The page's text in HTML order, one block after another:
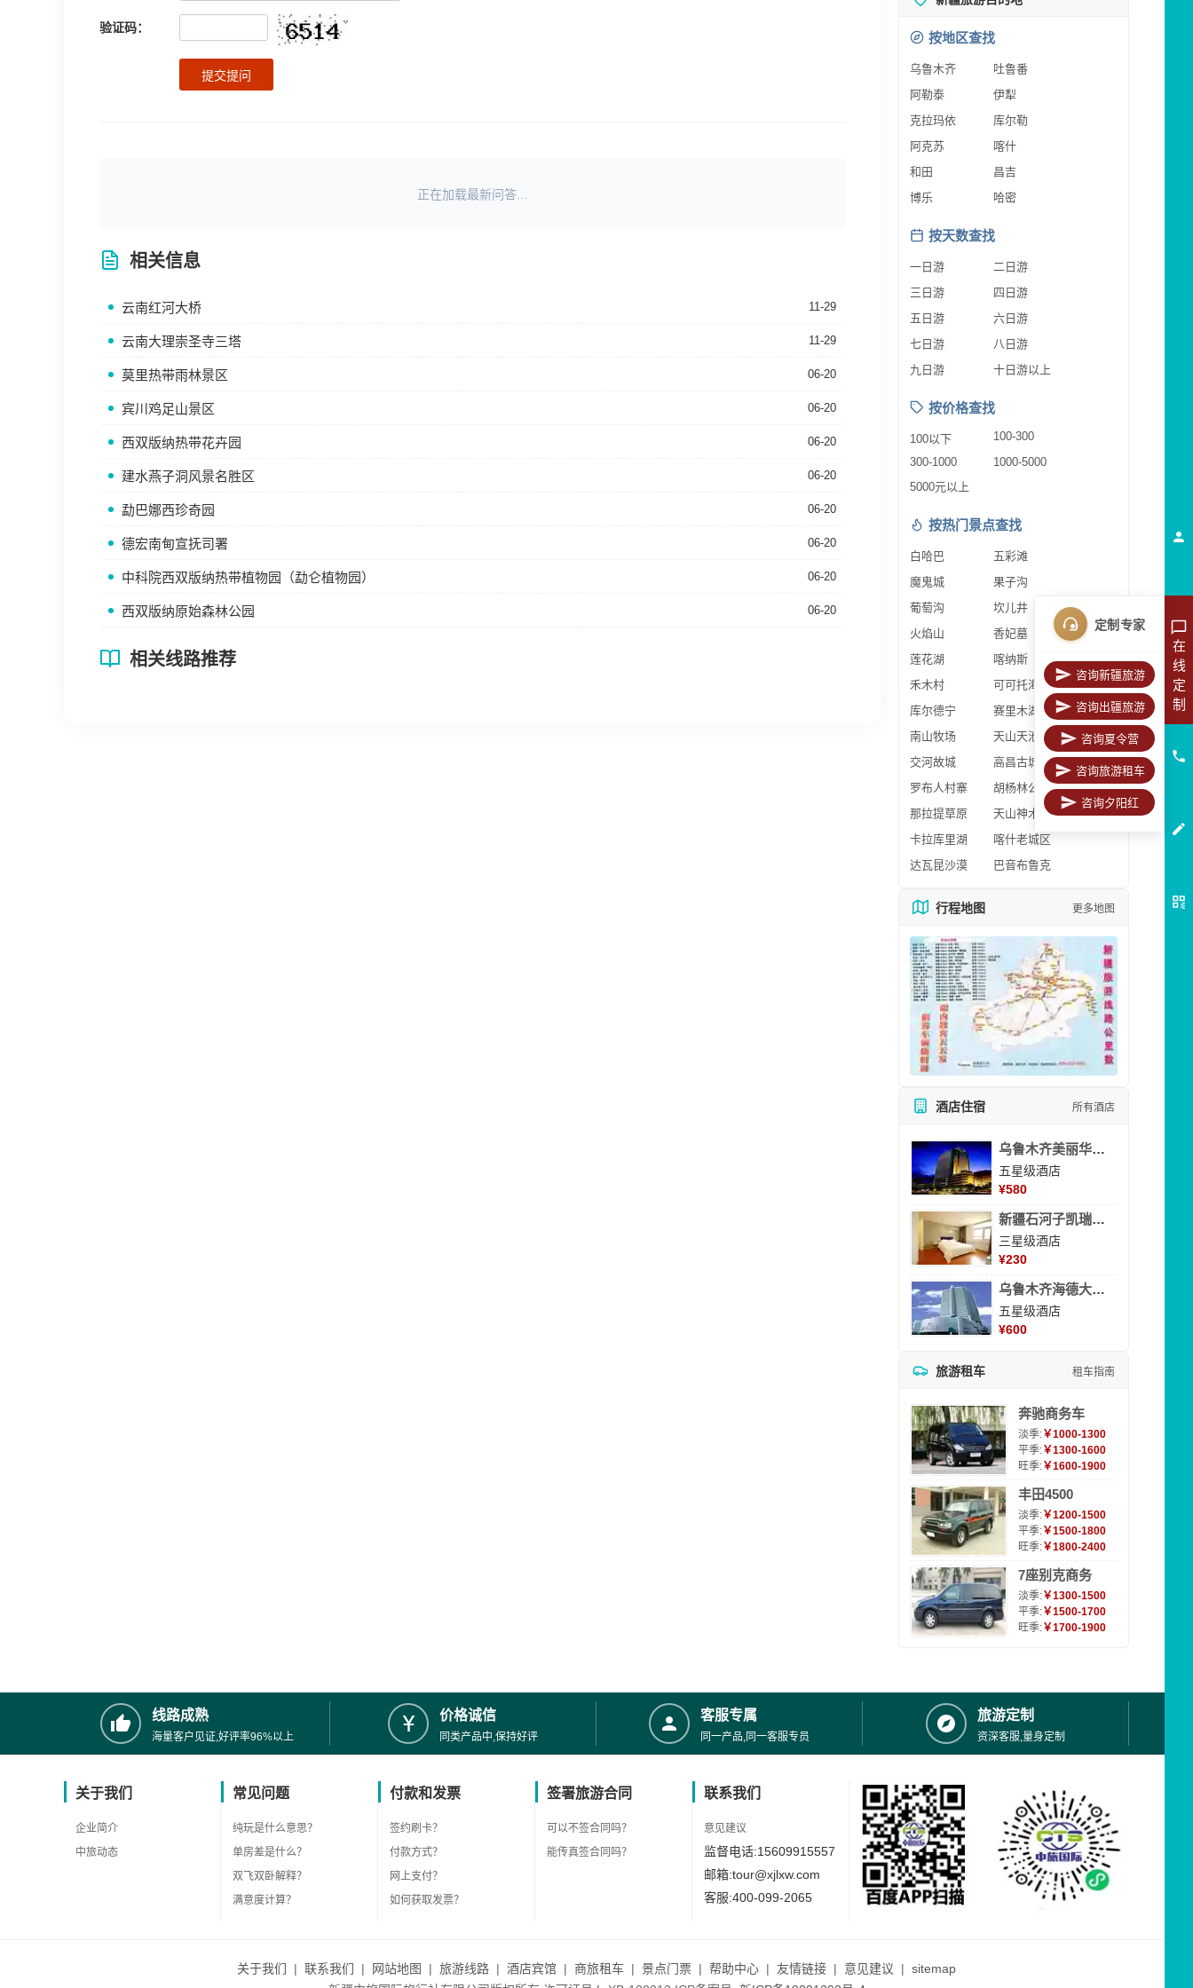
验证码：
提交提问
正在加载最新问答...
相关信息
云南红河大桥 11-29
云南大理崇圣寺三塔 11-29
莫里热带雨林景区 06-20
宾川鸡足山景区 06-20
西双版纳热带花卉园 06-20
建水燕子洞风景名胜区 06-20
勐巴娜西珍奇园 06-20
德宏南甸宣抚司署 06-20
中科院西双版纳热带植物园（勐仑植物园） 06-20
西双版纳原始森林公园 06-20
相关线路推荐
按地区查找
乌鲁木齐
吐鲁番
阿勒泰
伊犁
克拉玛依
库尔勒
阿克苏
喀什
和田
昌吉
博乐
哈密
按天数查找
一日游
二日游
三日游
四日游
五日游
六日游
七日游
八日游
九日游
十日游以上
按价格查找
100以下
100-300
300-1000
1000-5000
5000元以上
按热门景点查找
白哈巴
五彩滩
魔鬼城
果子沟
葡萄沟
坎儿井
火焰山
香妃墓
莲花湖
喀纳斯
禾木村
可可托海
库尔德宁
赛里木湖
南山牧场
天山天池
交河故城
高昌古城
罗布人村寨
胡杨林公园
那拉提草原
天山神木园
卡拉库里湖
喀什老城区
达瓦昆沙漠
巴音布鲁克
行程地图 更多地图
酒店住宿 所有酒店
乌鲁木齐美丽华大酒
五星级酒店
¥580
新疆石河子凯瑞酒店
三星级酒店
¥230
乌鲁木齐海德大酒店
五星级酒店
¥600
旅游租车 租车指南
奔驰商务车
淡季:￥1000-1300
平季:￥1300-1600
旺季:￥1600-1900
丰田4500
淡季:￥1200-1500
平季:￥1500-1800
旺季:￥1800-2400
7座别克商务
淡季:￥1300-1500
平季:￥1500-1700
旺季:￥1700-1900
线路成熟
海量客户见证,好评率96%以上
价格诚信
同类产品中,保持好评
客服专属
同一产品,同一客服专员
旅游定制
资深客服,量身定制
关于我们
企业简介
中旅动态
常见问题
纯玩是什么意思？
单房差是什么？
双飞双卧解释？
满意度计算？
付款和发票
签约刷卡？
付款方式？
网上支付？
如何获取发票？
签署旅游合同
可以不签合同吗？
能传真签合同吗？
联系我们
意见建议
监督电话:15609915557
邮箱:tour@xjlxw.com
客服:400-099-2065
关于我们 | 联系我们 | 网站地图 | 旅游线路 | 酒店宾馆 | 商旅租车 | 景点门票 | 帮助中心 | 友情链接 | 意见建议 | sitemap
在
线
定
制
定制专家
咨询新疆旅游
咨询出疆旅游
咨询夏令营
咨询旅游租车
咨询夕阳红